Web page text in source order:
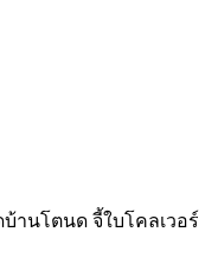
านโตนด จี้ใบโคลเวอร์